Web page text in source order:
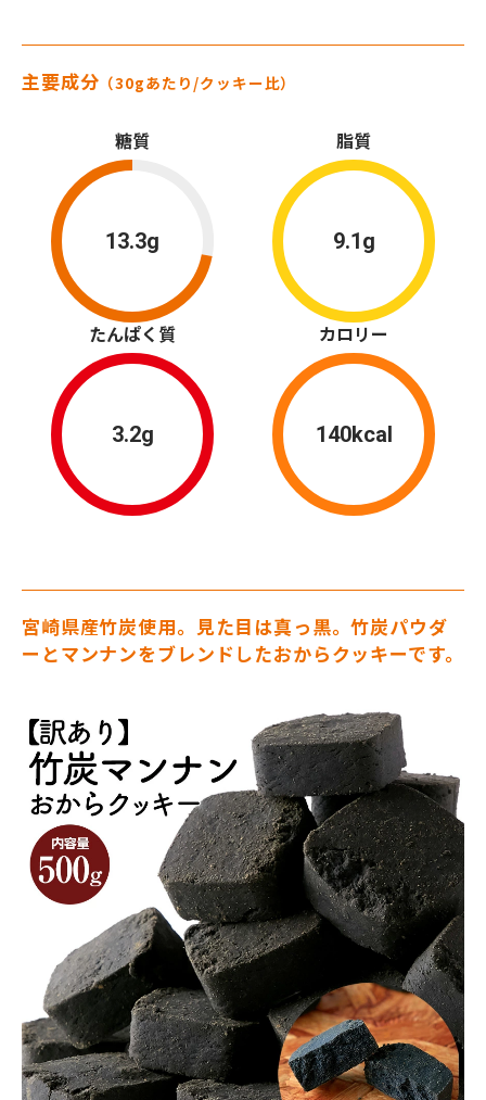
主要成分 （30gあたり/クッキー比）
13.3g
糖質
9.1g
脂質
3.2g
たんぱく質
140kcal
カロリー
宮崎県産竹炭使用。見た目は真っ黒。竹炭パウダ
ーとマンナンをブレンドしたおからクッキーです。